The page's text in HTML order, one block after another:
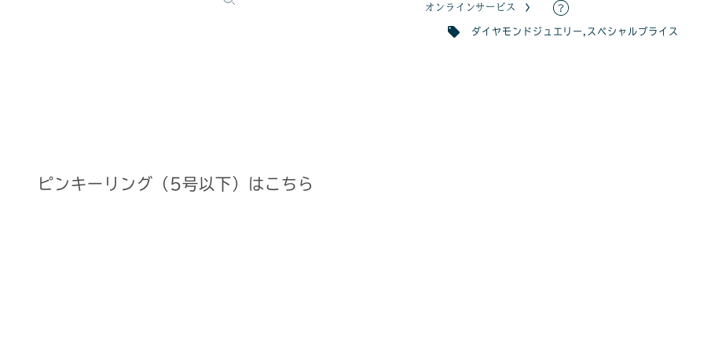
オンラインサービス
ダイヤモンドジュエリー スペシャルプライス
ピンキーリング（5号以下）はこちら